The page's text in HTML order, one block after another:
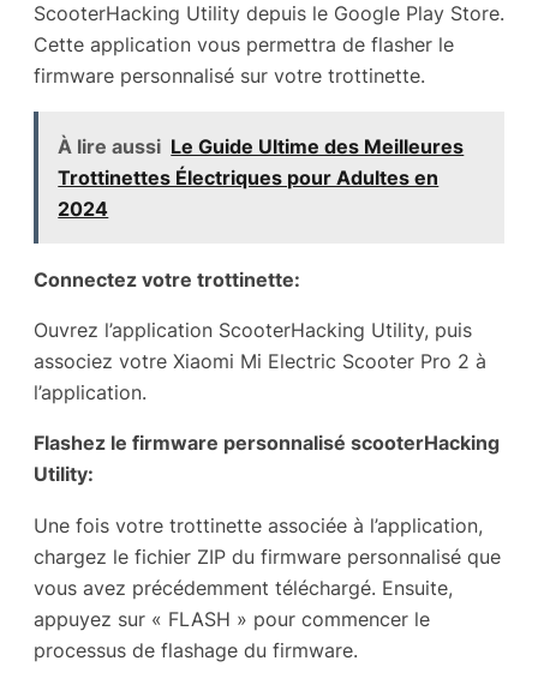
ScooterHacking Utility depuis le Google Play Store.
Cette application vous permettra de flasher le
firmware personnalisé sur votre trottinette.
À lire aussi Le Guide Ultime des Meilleures
Trottinettes Électriques pour Adultes en
2024
Connectez votre trottinette:
Ouvrez l’application ScooterHacking Utility, puis
associez votre Xiaomi Mi Electric Scooter Pro 2 à
l’application.
Flashez le firmware personnalisé scooterHacking
Utility:
Une fois votre trottinette associée à l’application,
chargez le fichier ZIP du firmware personnalisé que
vous avez précédemment téléchargé. Ensuite,
appuyez sur « FLASH » pour commencer le
processus de flashage du firmware.